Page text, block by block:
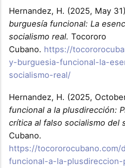
Hernandez, H. (2025, May
burguesía funcional: La
socialismo real. Tocororo
Cubano. https://
y-burguesia-funcional-la-
socialismo-real/
Hernandez, H. (2025,
funcional a la plusdirección:
crítica al falso socialismo del
Cubano.
https://tocororocubano.com/
funcional-a-la-